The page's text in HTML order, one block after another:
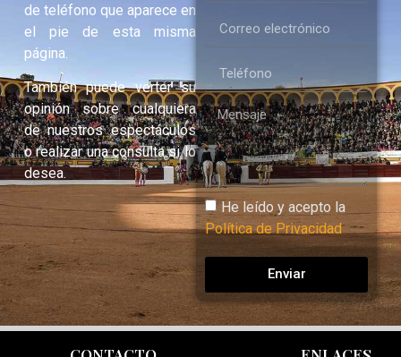
de teléfono que aparece en
el pie de esta misma
página.
También puede verter su
opinión sobre cualquiera
de nuestros espectáculos
o realizar una consulta si lo
desea.
He leído y acepto la
Política de Privacidad
Enviar